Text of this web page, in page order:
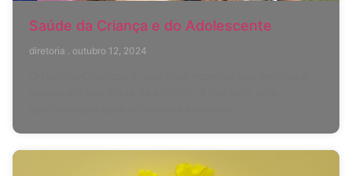
Saúde da Criança e do Adolescente
diretoria outubro 12, 2024